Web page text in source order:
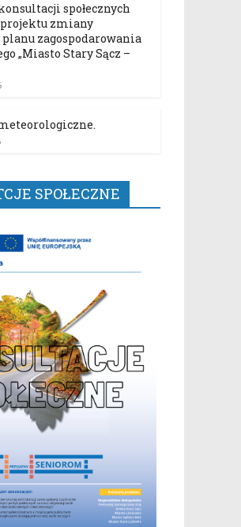
społecznych
projektu zmiany
zagospodarowania
„Miasto Stary Sącz –
SPOŁECZNE